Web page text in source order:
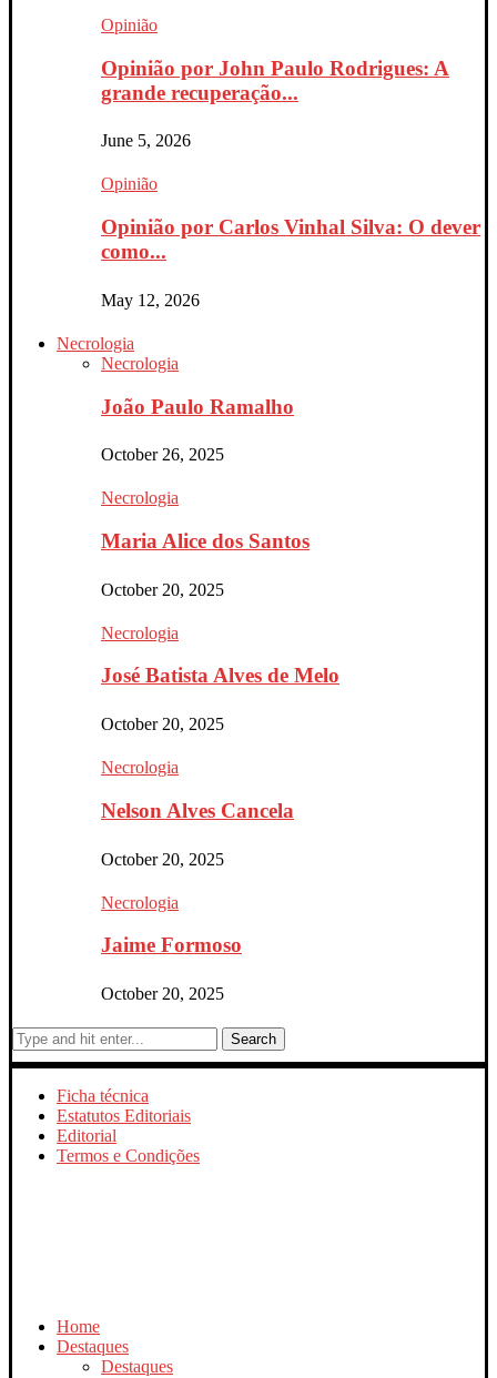
Opinião
Opinião por John Paulo Rodrigues: A
grande recuperação...
June 5, 2026
Opinião
Opinião por Carlos Vinhal Silva: O dever
como...
May 12, 2026
Necrologia
Necrologia
João Paulo Ramalho
October 26, 2025
Necrologia
Maria Alice dos Santos
October 20, 2025
Necrologia
José Batista Alves de Melo
October 20, 2025
Necrologia
Nelson Alves Cancela
October 20, 2025
Necrologia
Jaime Formoso
October 20, 2025
Search
Ficha técnica
Estatutos Editoriais
Editorial
Termos e Condições
Home
Destaques
Destaques